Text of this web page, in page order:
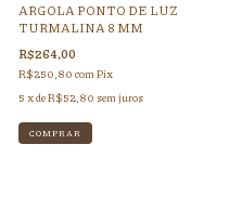
ARGOLA PONTO DE LUZ
TURMALINA 8 MM
R$264,00
R$250,80 comPix
5 x deR$52,80 sem juros